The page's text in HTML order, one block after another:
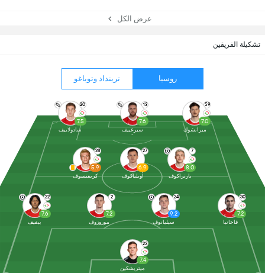
تشكيلة الفريقين
روسيا ترينداد وتوباغو
23
7.4
ميتريشكين
22
7.6
بيفيف
2
7.2
موروزوف
24
9.2
سيليانوف
30
7.2
فاخانيا
28
5.9
كريفتسوف
27
6.9
أوبلياكوف
7
8.0
بارتراكوف
20
7.5
سادولاييف
13
7.6
سيرغييف
59
7.0
ميرانشوك
عرض الكل